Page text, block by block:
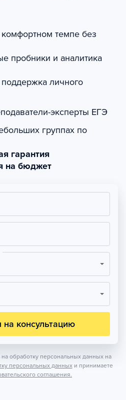
темпе без
пробники и аналитика
личного
эксперты ЕГЭ
группах по
гарантия
на бюджет
на консультацию
обработку персональных данных на
персональных данных и принимаете
соглашения.